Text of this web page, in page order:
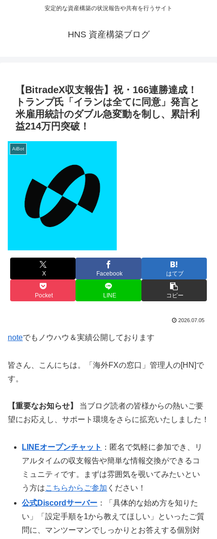
安定的な資産構築の状況報告や共有を行うサイト
HNS 資産構築ブログ
【BitradeX収支報告】祝・166連勝達成！
トランプ氏「イランは全てに同意」発言と
米雇用統計のダブル急変動を制し、累計利
益214万円突破！
AiBot
X Facebook はてブ
Pocket LINE コピー
2026.07.05
noteでもノウハウ＆実績公開しております
皆さん、こんにちは。「海外FXの窓口」管理人の[HN]で
す。
【重要なお知らせ】
当ブログ読者の皆様からの熱いご要
望にお応えし、サポート環境をさらに拡充いたしました！
LINEオープンチャット ：匿名で気軽に参加でき、リ
アルタイムの収支報告や簡単な情報交換ができるコ
ミュニティです。まずは雰囲気を覗いてみたいとい
う方はこちらからご参加 ください！
公式Discordサーバー ：「具体的な始め方を知りた
い」「設定手順を1から教えてほしい」といったご質
問に、マンツーマンでしっかりとお答えする個別対